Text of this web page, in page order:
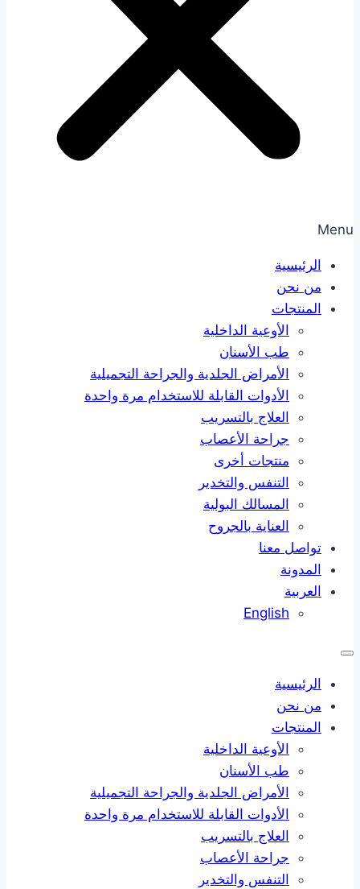
Menu
الرئيسية
من نحن
المنتجات
الأوعية الداخلية
طب الأسنان
الأمراض الجلدية والجراحة التجميلية
الأدوات القابلة للاستخدام مرة واحدة
العلاج بالتسريب
جراحة الأعصاب
منتجات أخرى
التنفس والتخدير
المسالك البولية
العناية بالجروح
تواصل معنا
المدونة
العربية
English
الرئيسية
من نحن
المنتجات
الأوعية الداخلية
طب الأسنان
الأمراض الجلدية والجراحة التجميلية
الأدوات القابلة للاستخدام مرة واحدة
العلاج بالتسريب
جراحة الأعصاب
التنفس والتخدير